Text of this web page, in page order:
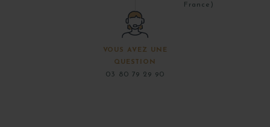
France)
VOUS AVEZ UNE
QUESTION
03 80 79 29 90